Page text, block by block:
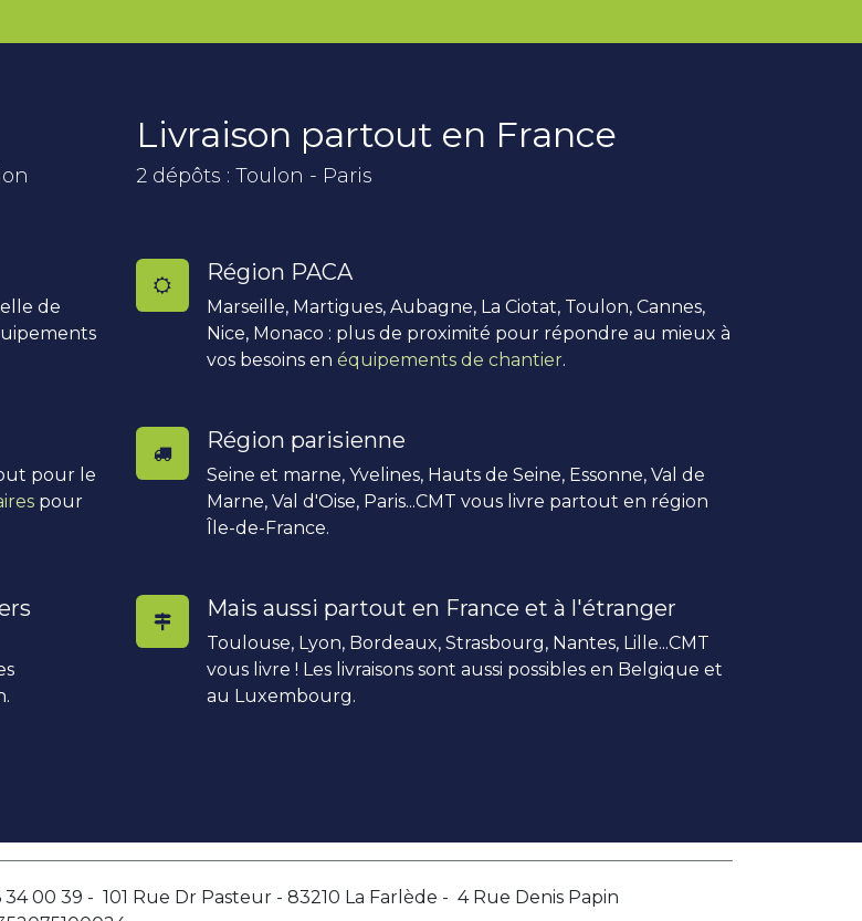
de
pour le
pour
Livraison partout en France
2 dépôts : Toulon - Paris
Région PACA
Marseille, Martigues, Aubagne, La Ciotat, Toulon, Cannes,
Nice, Monaco : plus de proximité pour répondre au mieux à
vos besoins en équipements de chantier.
Région parisienne
Seine et marne, Yvelines, Hauts de Seine, Essonne, Val de
Marne, Val d'Oise, Paris...CMT vous livre partout en région
Île-de-France.
Mais aussi partout en France et à l'étranger
Toulouse, Lyon, Bordeaux, Strasbourg, Nantes, Lille...CMT
vous livre ! Les livraisons sont aussi possibles en Belgique et
au Luxembourg.
34 00 39 - 101 Rue Dr Pasteur - 83210 La Farlède - 4 Rue Denis Papin